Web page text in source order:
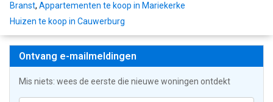
Branst, Appartementen te koop in Mariekerke
Huizen te koop in Cauwerburg
Ontvang e-mailmeldingen
Mis niets: wees de eerste die nieuwe woningen ontdekt